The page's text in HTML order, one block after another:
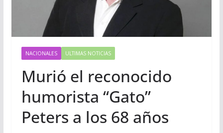
NACIONALES ULTIMAS NOTICIAS
Murió el reconocido
humorista “Gato”
Peters a los 68 años